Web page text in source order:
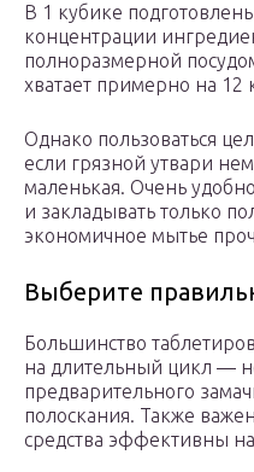
В 1 кубике
концентрации
полноразмерной
хватает примерно на 12
Однако пользоваться
если грязной утвари
маленькая. Очень
и закладывать только
экономичное мытье
Выберите
Большинство
на длительный цикл —
предварительного
полоскания. Также
средства эффективны